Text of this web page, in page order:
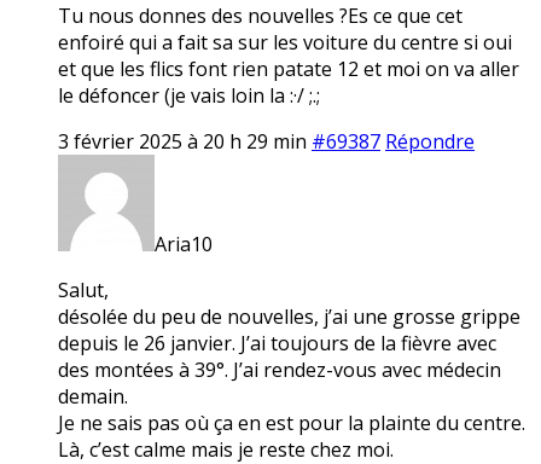
Tu nous donnes des nouvelles ?Es ce que cet
enfoiré qui a fait sa sur les voiture du centre si oui
et que les flics font rien patate 12 et moi on va aller
le défoncer (je vais loin la :·/ ;.;
3 février 2025 à 20 h 29 min #69387 Répondre
Aria10
Salut,
désolée du peu de nouvelles, j’ai une grosse grippe
depuis le 26 janvier. J’ai toujours de la fièvre avec
des montées à 39°. J’ai rendez-vous avec médecin
demain.
Je ne sais pas où ça en est pour la plainte du centre.
Là, c’est calme mais je reste chez moi.